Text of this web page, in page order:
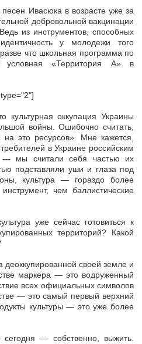
Ивасюка в возрасте уже за
добровольной вакцинации
из инструментов, способных
у молодежи того
что школьная программа по
условная «Территория А» в
культурная оккупация Украины
войны. Ошибочно считать,
на это ресурсов». Мне кажется,
в Украине российским
— мы считали себя частью их
подставляли уши и глаза под
культура — гораздо более
чем баллистические
уже сейчас готовиться к
территорий? Какой
своей земле и
маркера — это водруженный
всех официальных символов
— это самый первый верхний
культуры — это уже более
сегодня — собственно, выжить.